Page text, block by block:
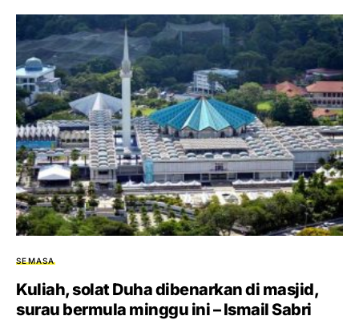
SEMASA
Kuliah, solat Duha dibenarkan di masjid,
surau bermula minggu ini – Ismail Sabri